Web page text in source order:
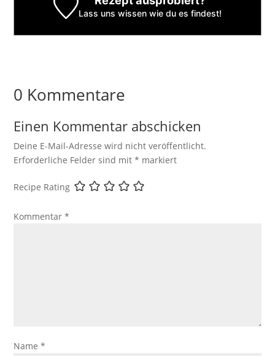
Lass uns wissenwie du es findest!
0 Kommentare
Einen Kommentar abschicken
Deine E-Mail-Adresse wird nicht veröffentlicht.
Erforderliche Felder sind mit* markiert
Recipe Rating
Kommentar*
Name*